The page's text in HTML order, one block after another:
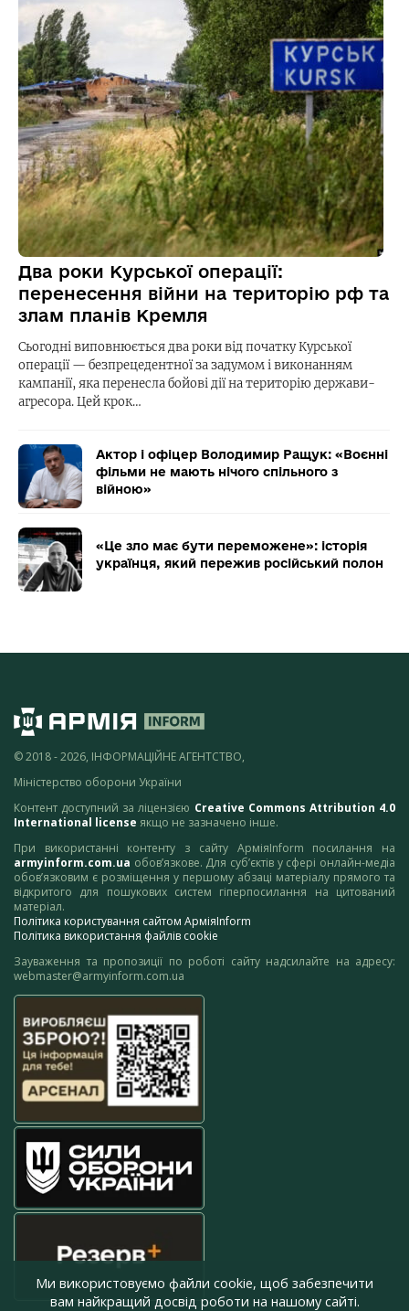
Два роки Курської операції:
перенесення війни на територію рф та
злам планів Кремля
Сьогодні виповнюється два роки від початку Курської
операції — безпрецедентної за задумом і виконанням
кампанії, яка перенесла бойові дії на територію держави-
агресора. Цей крок…
Актор і офіцер Володимир Ращук: «Воєнні
фільми не мають нічого спільного з
війною»
«Це зло має бути переможене»: історія
українця, який пережив російський полон
© 2018 - 2026, ІНФОРМАЦІЙНЕ АГЕНТСТВО,
Міністерство оборони України
Контент доступний за ліцензією Creative Commons Attribution 4.0
International license якщо не зазначено інше.
При використанні контенту з сайту АрміяInform посилання на
armyinform.com.ua обов’язкове. Для суб’єктів у сфері онлайн-медіа
обов’язковим є розміщення у першому абзаці матеріалу прямого та
відкритого для пошукових систем гіперпосилання на цитований
матеріал.
Політика користування сайтом АрміяInform
Політика використання файлів cookie
Зауваження та пропозиції по роботі сайту надсилайте на адресу:
webmaster@armyinform.com.ua
Ми використовуємо файли cookie, щоб забезпечити
вам найкращий досвід роботи на нашому сайті.